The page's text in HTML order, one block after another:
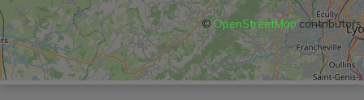
©OpenStreetMapcontributors